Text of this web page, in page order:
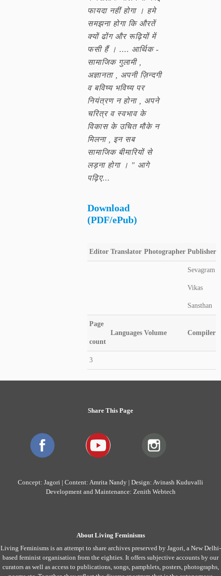
फायदा नहीं होगा । हमे
समझना होगा कि औरतें
क्यों ढोंग और रूढ़ियों में
फसी हैं । .... आर्थिक -
सामाजिक गुलामी ,
अज्ञानता , अपनी ज़िन्दगी
व बविष्य भविष्य पर
नियंत्रण न होना , अपने
चरित्र व स्वभाव के
विकास के उचित मौके न
मिलना , इन सब
सामाजिक बीमारियों से
लड़ना होगा । " आगे
पढ़िए...
Download
(PDF/ePub)
Editor Translator Photographer Publisher
Sevagram
Vikas
Sansthan
Page
count
Languages Volume Compiler
3
Share This Page
Concept: Jagori | Content: Amrita Nandy | Design: Avinash Kuduvalli
Development and Maintenance: Zenith Webtech
About Living Feminisms
Living Feminisms is an attempt to share archives preserved by Jagori, a New Delhi-
based feminist organisation from the eighties. It offers subjective accounts by our
curators as well as access to publications, songs, pamphlets, posters, photographs,